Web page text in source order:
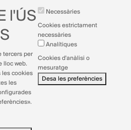
l'ÚS
tercers per
lloc web.
les cookies
les
Necessàries
Cookies estrictament
necessàries
Analítiques
Cookies d'anàlisi o
mesuratge
Desa les preferències